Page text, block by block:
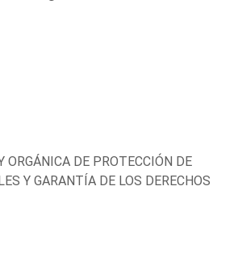
ORGÁNICA DE PROTECCIÓN DE
Y GARANTÍA DE LOS DERECHOS